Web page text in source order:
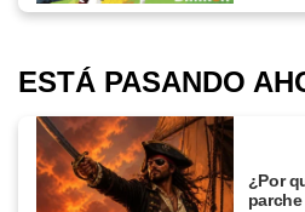
ESTÁ PASANDO
¿Por